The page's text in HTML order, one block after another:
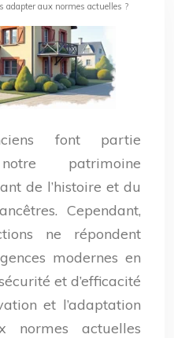
adapter aux normes actuelles ?
font partie
patrimoine
de l’histoire et du
Cependant,
ne répondent
modernes en
et d’efficacité
et l’adaptation
normes actuelles